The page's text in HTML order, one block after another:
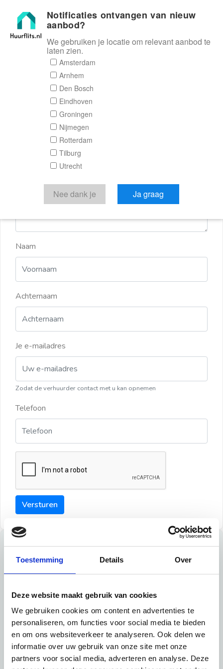
Toestemming Details Over
Deze website maakt gebruik van cookies
We gebruiken cookies om content en advertenties te
personaliseren, om functies voor social media te bieden
en om ons websiteverkeer te analyseren. Ook delen we
informatie over uw gebruik van onze site met onze
partners voor social media, adverteren en analyse. Deze
Huurflits
Reactieformulier
Huurflits
Verstuur je bericht
Door een bericht te sturen kom je in contact met de
aanbieder of makelaar van de woning.
Naam
Achternaam
Je e-mailadres
Zodat de verhuurder contact met u kan opnemen
Telefoon
Versturen
Tips
Tip 1:
Schrijf een duidelijke introductie en geef de volgende
informatie mee:
Ben je student, werkachtig of werkzoekend
Notificaties ontvangen van nieuw
aanbod?
We gebruiken je locatie om relevant aanbod te
laten zien.
Amsterdam
Arnhem
Den Bosch
Eindhoven
Groningen
Nijmegen
Rotterdam
Tilburg
Utrecht
Nee dank je Ja graag